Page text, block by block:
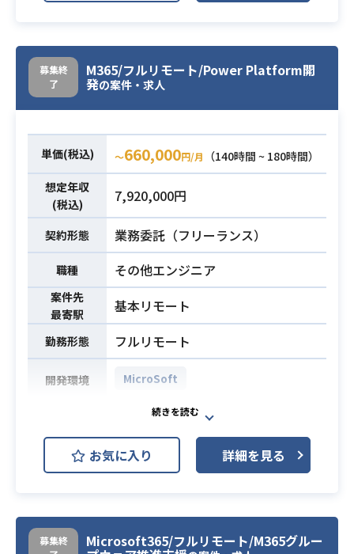
1月～2月：要件定義
必須スキル
Microsoft 365設計構築経験がある方
基本設計書、詳細設計書の執筆経験
募集終
了
M365/フルリモート/Power Platform開
発の案件・求人
単価(税込) 〜660,000円/月
（140時間 ~ 180時間）
想定年収
(税込)
7,920,000円
契約形態 業務委託（フリーランス）
職種 その他エンジニア
案件先
最寄駅
基本リモート
勤務形態 フルリモート
開発環境 MicroSoft
業務内容
・Power Platformの開発案件でござ
います。
・Power Apps、Power Automate
の経験がある方を募集しておりま
必須スキル
・Power Appsの経験がある方
お気に入り 詳細を見る
募集終
Microsoft365/フルリモート/M365グルー